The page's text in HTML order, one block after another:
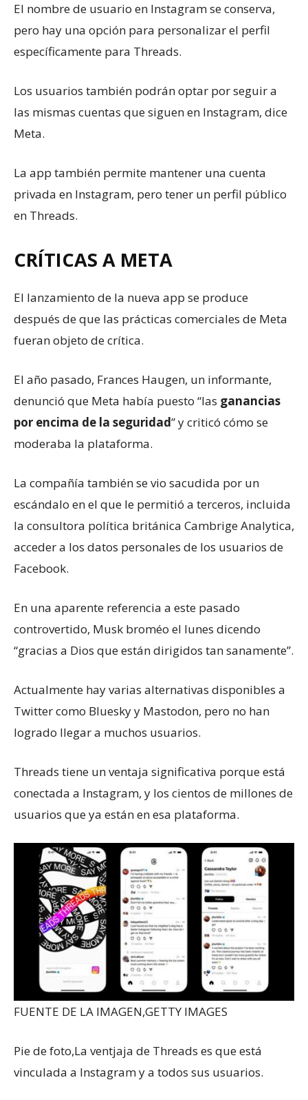
El nombre de usuario en Instagram se conserva,
pero hay una opción para personalizar el perfil
específicamente para Threads.
Los usuarios también podrán optar por seguir a
las mismas cuentas que siguen en Instagram, dice
Meta.
La app también permite mantener una cuenta
privada en Instagram, pero tener un perfil público
en Threads.
CRÍTICAS A META
El lanzamiento de la nueva app se produce
después de que las prácticas comerciales de Meta
fueran objeto de crítica.
El año pasado, Frances Haugen, un informante,
denunció que Meta había puesto “las ganancias
por encima de la seguridad” y criticó cómo se
moderaba la plataforma.
La compañía también se vio sacudida por un
escándalo en el que le permitió a terceros, incluida
la consultora política británica Cambrige Analytica,
acceder a los datos personales de los usuarios de
Facebook.
En una aparente referencia a este pasado
controvertido, Musk broméo el lunes dicendo
“gracias a Dios que están dirigidos tan sanamente”.
Actualmente hay varias alternativas disponibles a
Twitter como Bluesky y Mastodon, pero no han
logrado llegar a muchos usuarios.
Threads tiene un ventaja significativa porque está
conectada a Instagram, y los cientos de millones de
usuarios que ya están en esa plataforma.
FUENTE DE LA IMAGEN,GETTY IMAGES
Pie de foto,La ventjaja de Threads es que está
vinculada a Instagram y a todos sus usuarios.